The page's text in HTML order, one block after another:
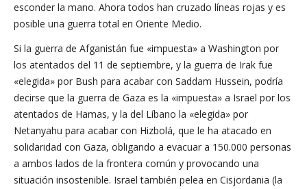
esconder la mano. Ahora todos han cruzado líneas rojas y es
posible una guerra total en Oriente Medio.
Si la guerra de Afganistán fue «impuesta» a Washington por
los atentados del 11 de septiembre, y la guerra de Irak fue
«elegida» por Bush para acabar con Saddam Hussein, podría
decirse que la guerra de Gaza es la «impuesta» a Israel por los
atentados de Hamas, y la del Líbano la «elegida» por
Netanyahu para acabar con Hizbolá, que le ha atacado en
solidaridad con Gaza, obligando a evacuar a 150.000 personas
a ambos lados de la frontera común y provocando una
situación insostenible. Israel también pelea en Cisjordania (la